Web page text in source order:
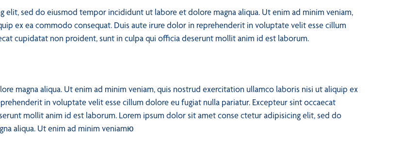
elit, sed do eiusmod tempor incididunt ut labore et dolore magna aliqua. Ut enim ad minim veniam,
ex ea commodo consequat. Duis aute irure dolor in reprehenderit in voluptate velit esse cillum
cupidatat non proident, sunt in culpa qui officia deserunt mollit anim id est laborum.
magna aliqua. Ut enim ad minim veniam, quis nostrud exercitation ullamco laboris nisi ut aliquip ex
in voluptate velit esse cillum dolore eu fugiat nulla pariatur. Excepteur sint occaecat
mollit anim id est laborum. Lorem ipsum dolor sit amet conse ctetur adipisicing elit, sed do
aliqua. Ut enim ad minim veniamю